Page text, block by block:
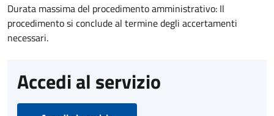
Durata massima del procedimento amministrativo: Il
procedimento si conclude al termine degli accertamenti
necessari.
Accedi al servizio